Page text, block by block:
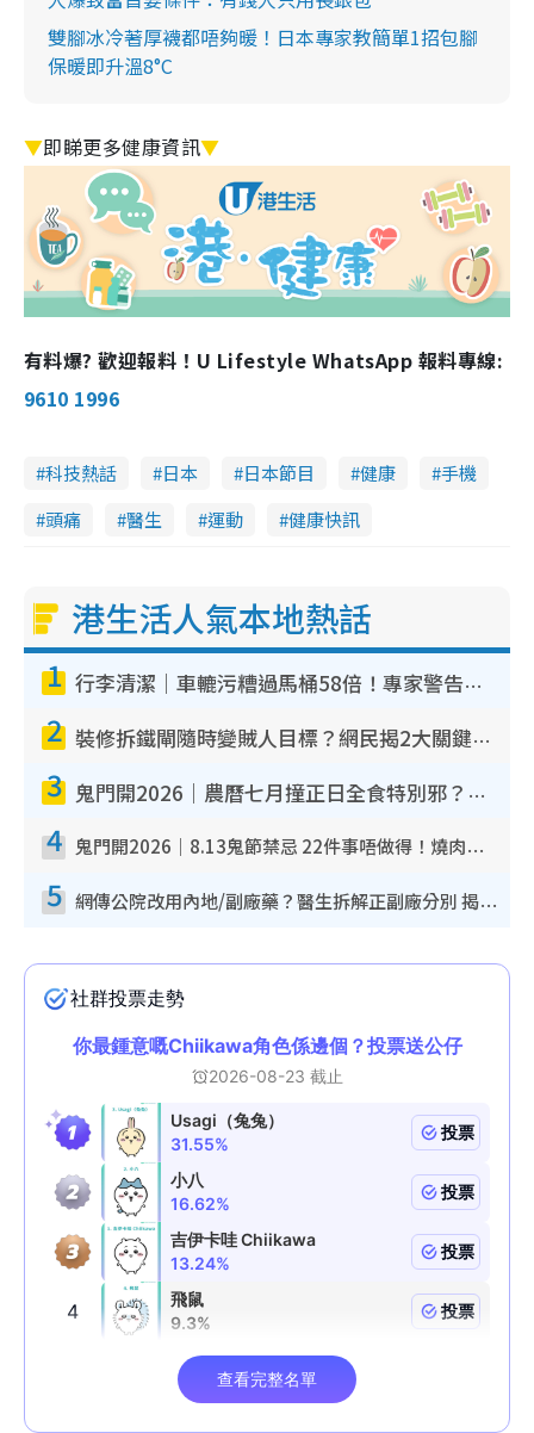
雙腳冰冷著厚襪都唔夠暖！日本專家教簡單1招包腳
保暖即升溫8°C
▼即睇更多健康資訊▼
有料爆? 歡迎報料！U Lifestyle WhatsApp 報料專線:
9610 1996
科技熱話 日本 日本節目 健康
手機
頭痛
醫生 運動 健康快訊
港生活人氣本地熱話
1 行李清潔｜車轆污糟過馬桶58倍！專家警告忌用酒精抹 教1招免污手除菌
2 裝修拆鐵閘隨時變賊人目標？網民揭2大關鍵用途：裝新式等於白裝？附新舊鐵閘分別
3 鬼門開2026｜農曆七月撞正日全食特別邪？專家警告切忌做一事！揭4大禁忌+2招保平安
4 鬼門開2026｜8.13鬼節禁忌 22件事唔做得！燒肉、刺身要少食？半夜勿吹口哨/打呢個電話
5 網傳公院改用內地/副廠藥？醫生拆解正副廠分別 揭4類人換藥隨時出事